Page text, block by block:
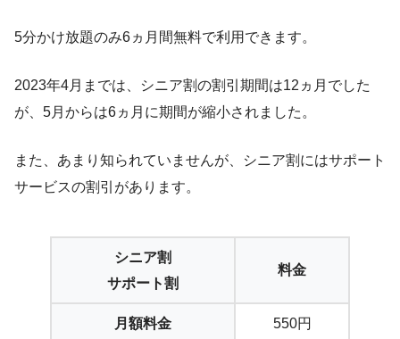
5分かけ放題のみ6ヵ月間無料で利用できます。
2023年4月までは、シニア割の割引期間は12ヵ月でした
が、5月からは6ヵ月に期間が縮小されました。
また、あまり知られていませんが、シニア割にはサポート
サービスの割引があります。
シニア割
サポート割
料金
月額料金 550円